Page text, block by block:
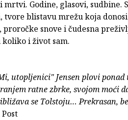
mrtvi. Godine, glasovi, sudbine.
tvore blistavu mrežu koja
proročke snove i čudesna
i život sam.
utopljenici" Jensen plovi
ratne zbrke, svojom moći
se Tolstoju… Prekrasan,